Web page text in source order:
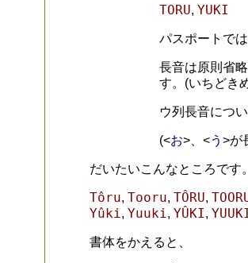
TORU, YUKI
パスポートで
長音は原則省
す。(いちどき
ウ列長音につ
(<お>、<う >が
だいたいこんなところです
Tôru, Tooru, TÔRU,
Yûki, Yuuki, YÛKI,
書体をかえると、